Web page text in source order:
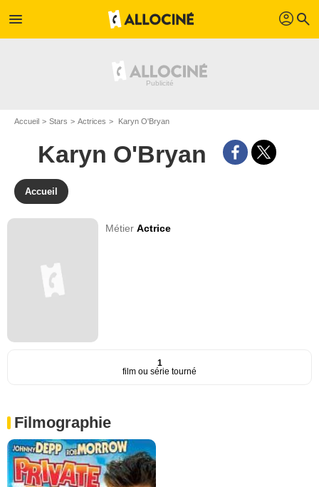
menu profil search
Accueil Stars Actrices Karyn O'Bryan
Karyn O'Bryan
Accueil
MétierActrice
1
film ou série tourné
Filmographie